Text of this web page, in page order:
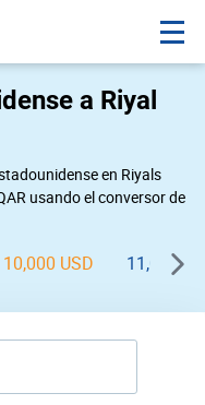
a Riyal
en Riyals
usando el conversor de
10,000 USD 11,000